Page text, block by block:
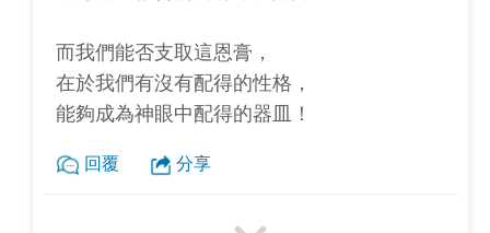
而我們能否支取這恩膏，
在於我們有沒有配得的性格，
能夠成為神眼中配得的器皿！
回覆 分享